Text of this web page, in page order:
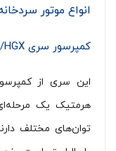
انواع موتور
کمپرسور سری HG/HGX بوک
هرمتیک یک
توان‌های مختلف